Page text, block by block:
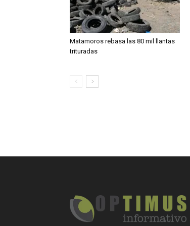
Matamoros rebasa las 80 mil llantas
trituradas